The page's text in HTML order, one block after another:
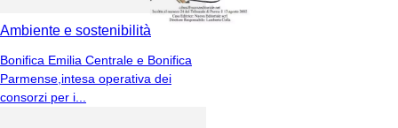
Ambiente e sostenibilità
Bonifica Emilia Centrale e Bonifica
Parmense,intesa operativa dei
consorzi per i...